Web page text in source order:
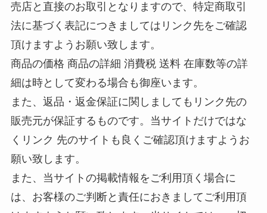
売店と直接のお取引となりますので、特定商取引
法に基づく表記につきましてはリンク先をご確認
頂けますようお願い致します。
商品の価格 商品の詳細 消費税 送料 在庫数等の詳
細は時として変わる場合も御座います。
また、返品・返金保証に関しましてもリンク先の
販売元が保証するものです。当サイトだけではな
くリンク 先のサイトも良くご確認頂けますようお
願い致します。
また、当サイトの掲載情報をご利用頂く場合に
は、お客様のご判断と責任におきましてご利用頂